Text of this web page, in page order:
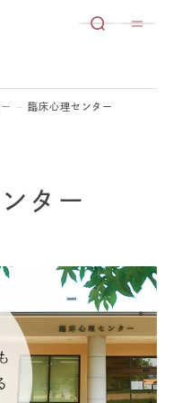
臨床心理センター
ター